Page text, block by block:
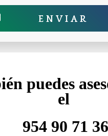
ENVIAR
puedes
el
954 90 71 36